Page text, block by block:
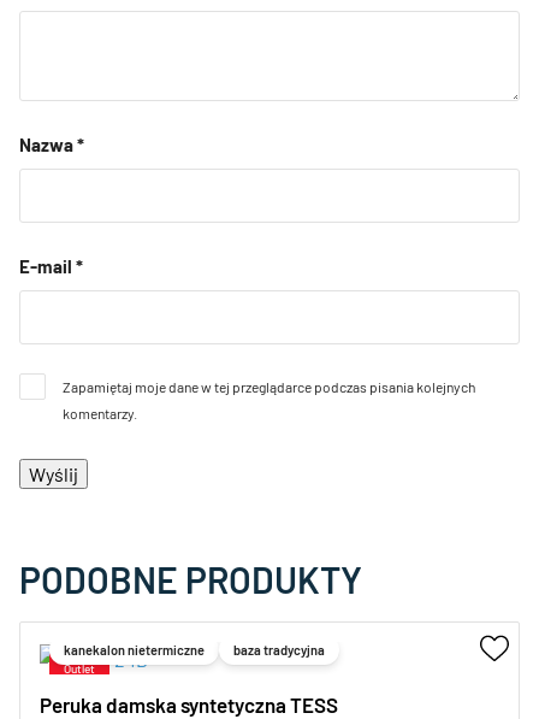
Nazwa*
E-mail *
Zapamiętaj moje dane w tej przeglądarce podczas pisania kolejnych
komentarzy.
PODOBNE PRODUKTY
kanekalon nietermiczne baza tradycyjna
Peruka damska syntetyczna TESS